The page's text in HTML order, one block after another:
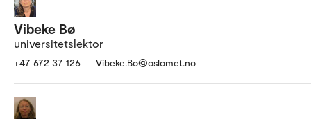
Vibeke Bø
universitetslektor
+47 672 37 126 Vibeke.Bo@oslomet.no